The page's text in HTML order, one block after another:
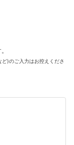
)のご入力はお控えくださ